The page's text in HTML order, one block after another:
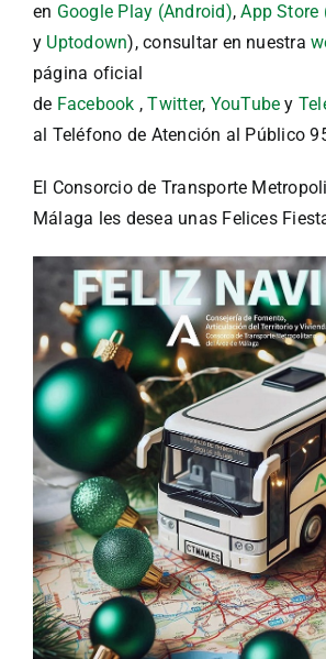
en Google Play (Android),App Store
y Uptodown), consultar en nuestra
página oficial
de Facebook ,Twitter, YouTube y
al Teléfono de Atención al Público
El Consorcio de Transporte
Málaga les desea unas Felices